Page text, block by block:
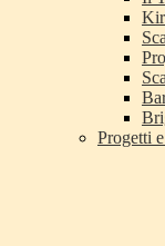
Progetti